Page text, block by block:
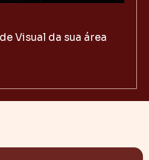
Visual da sua área